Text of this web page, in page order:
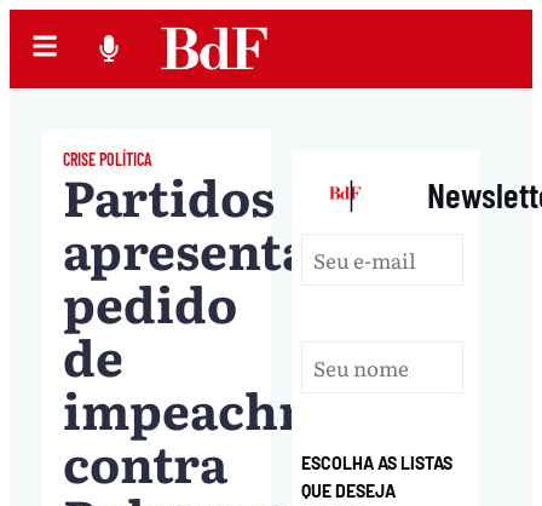
CRISE POLÍTICA
Partidos
apresentam
pedido
de
impeachment
contra
|
ESCOLHA AS LISTAS
QUE DESEJA